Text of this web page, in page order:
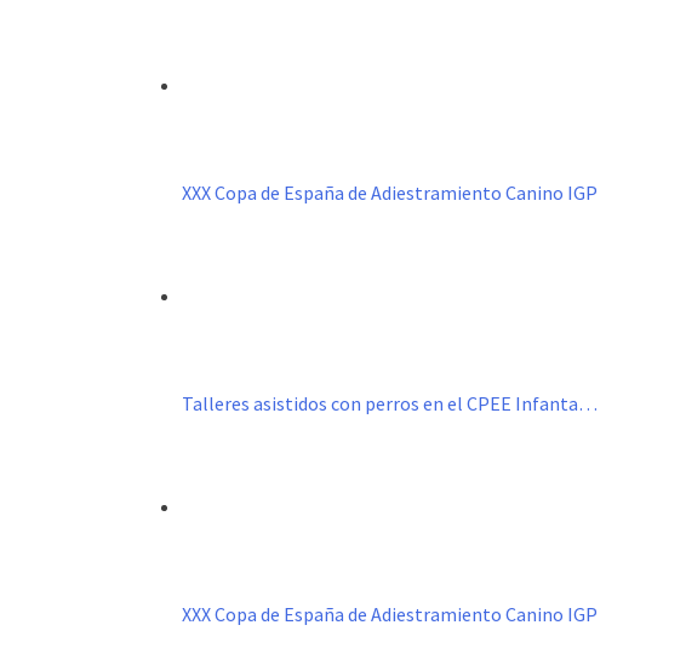
XXX Copa de España de Adiestramiento Canino IGP
Talleres asistidos con perros en el CPEE Infanta…
XXX Copa de España de Adiestramiento Canino IGP